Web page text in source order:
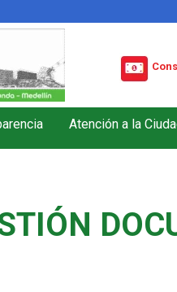
Atención a la